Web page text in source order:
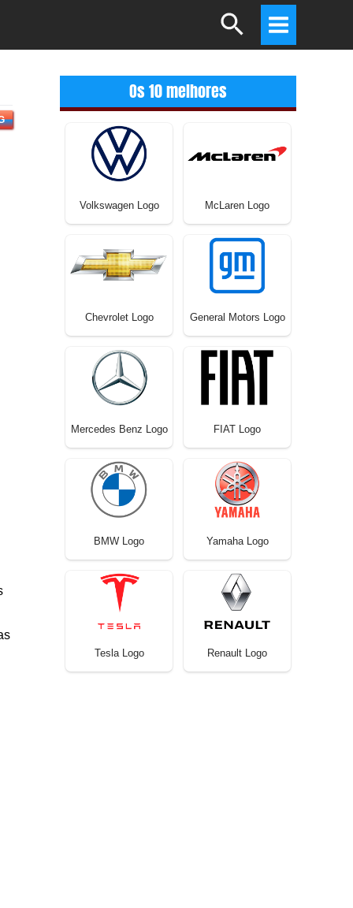
Search
Main
Menu
Os 10 melhores
Volkswagen Logo McLaren Logo
Chevrolet Logo General Motors Logo
Mercedes Benz Logo FIAT Logo
BMW Logo Yamaha Logo
Tesla Logo Renault Logo